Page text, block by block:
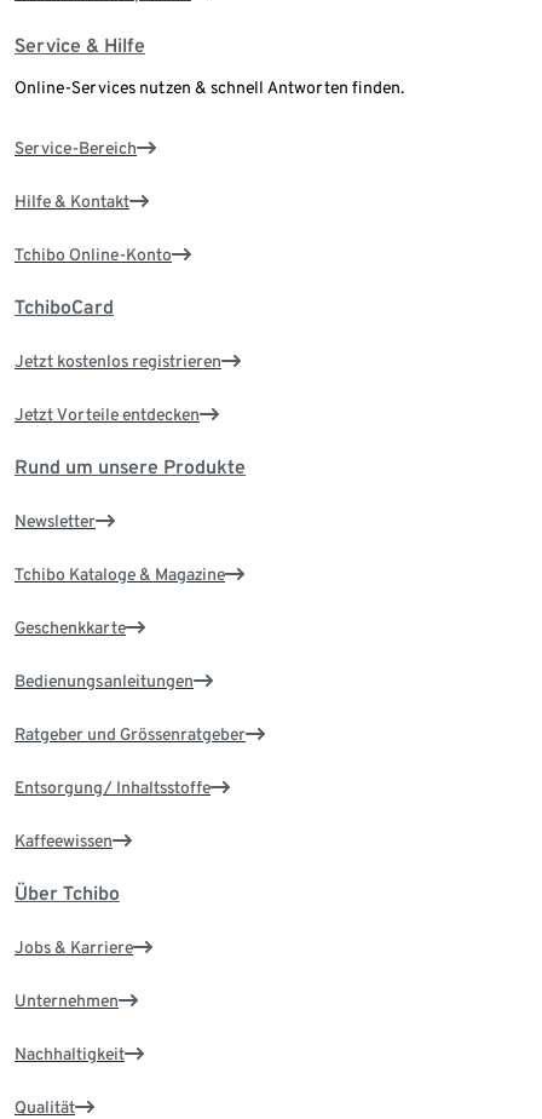
Service & Hilfe
Online-Services nutzen & schnell Antworten finden.
Service-Bereich
Hilfe & Kontakt
Tchibo Online-Konto
TchiboCard
Jetzt kostenlos registrieren
Jetzt Vorteile entdecken
Rund um unsere Produkte
Newsletter
Tchibo Kataloge & Magazine
Geschenkkarte
Bedienungsanleitungen
Ratgeber und Grössenratgeber
Entsorgung/ Inhaltsstoffe
Kaffeewissen
Über Tchibo
Jobs & Karriere
Unternehmen
Nachhaltigkeit
Qualität